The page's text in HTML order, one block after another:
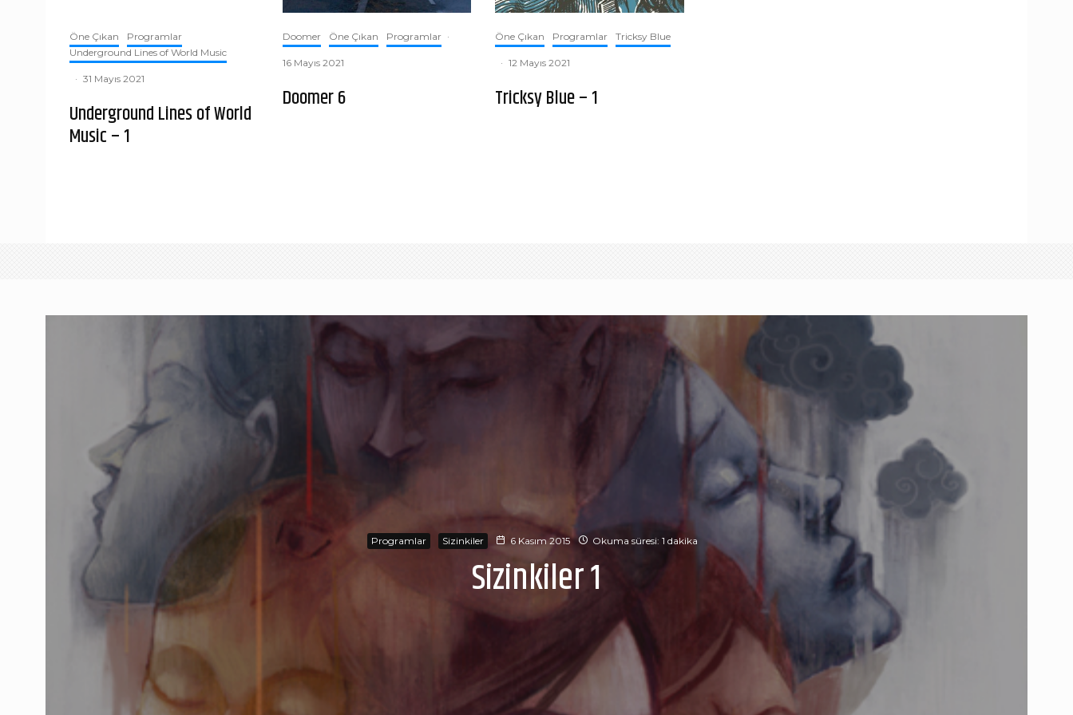
Öne Çıkan
Programlar
Underground Lines of World Music
· 31 Mayıs 2021
Underground Lines of World
Music – 1
Doomer Öne Çıkan Programlar ·
16 Mayıs 2021
Doomer 6
Öne Çıkan Programlar Tricksy Blue
· 12 Mayıs 2021
Tricksy Blue – 1
Programlar Sizinkiler 6 Kasım 2015 Okuma süresi: 1 dakika
Sizinkiler 1